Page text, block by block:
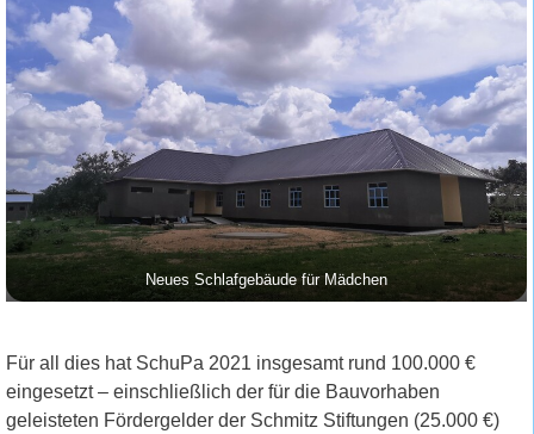
Neues Schlafgebäude für Mädchen
Für all dies hat SchuPa 2021 insgesamt rund 100.000 €
eingesetzt – einschließlich der für die Bauvorhaben
geleisteten Fördergelder der Schmitz Stiftungen (25.000 €)